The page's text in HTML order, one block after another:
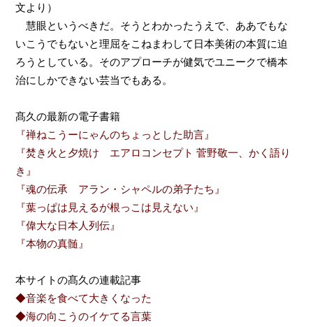
文より）
慧眼というべきだ。そうとわかったうえで、ああでもな
いこうでもないと理屈をこねまわして日本美術の本質に迫
ろうとしている。そのアプローチが健気でユニークで橋本
治にしかできない芸当でもある。
髙久の最新の電子書籍
『禅ねこうーにゃんのちょっとした助言』
『焚き火と夕焼け エアロコンセプト 菅野敬一、かく語り
き』
『魂の伝承 アラン・シャペルの弟子たち』
『葉っぱは見えるが根っこは見えない』
『偉大な日本人列伝』
『本物の真髄』
本サイトの髙久の連載記事
◆音楽を食べて大きくなった
◆海の向こうのイケてる言葉